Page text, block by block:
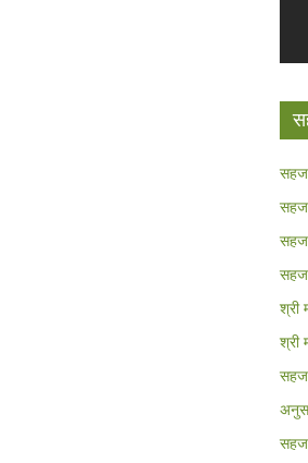
सहज
सहज
सहज
सहज
श्री
श्री
सहज